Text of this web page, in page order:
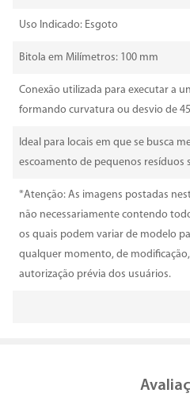
Uso Indicado: Esgoto
Bitola em Milímetros: 100 mm
Conexão utilizada para executar a
formando curvatura ou desvio de
Ideal para locais em que se busca
escoamento de pequenos resíduos
*Atenção: As imagens postadas
não necessariamente contendo
os quais podem variar de modelo
qualquer momento, de
autorização prévia dos usuários.